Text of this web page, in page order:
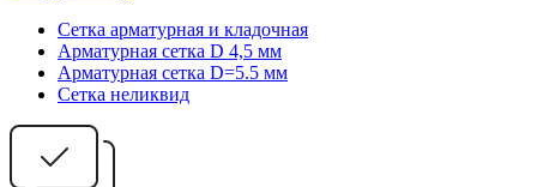
Сетка арматурная и кладочная
Арматурная сетка D 4,5 мм
Арматурная сетка D=5.5 мм
Сетка неликвид